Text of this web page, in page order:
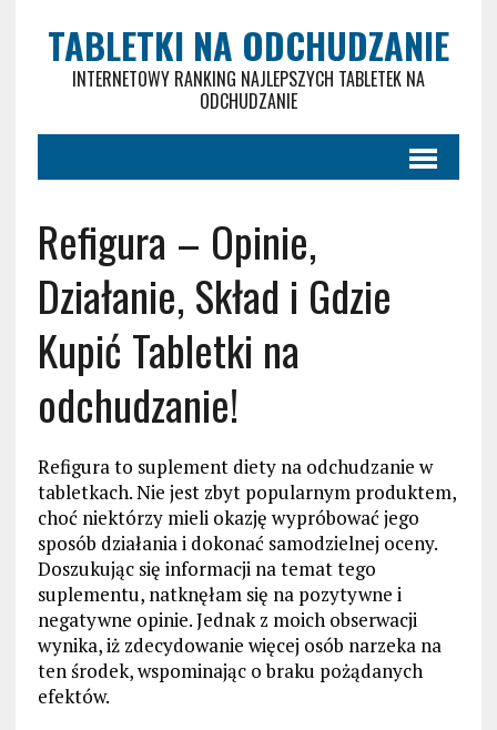
TABLETKI NA ODCHUDZANIE
INTERNETOWY RANKING NAJLEPSZYCH TABLETEK NA
ODCHUDZANIE
Refigura – Opinie,
Działanie, Skład i Gdzie
Kupić Tabletki na
odchudzanie!
Refigura to suplement diety na odchudzanie w
tabletkach. Nie jest zbyt popularnym produktem,
choć niektórzy mieli okazję wypróbować jego
sposób działania i dokonać samodzielnej oceny.
Doszukując się informacji na temat tego
suplementu, natknęłam się na pozytywne i
negatywne opinie. Jednak z moich obserwacji
wynika, iż zdecydowanie więcej osób narzeka na
ten środek, wspominając o braku pożądanych
efektów.